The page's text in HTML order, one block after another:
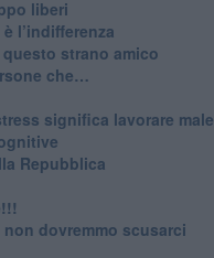
liberi
l’indifferenza
strano amico
che…
significa lavorare male
Repubblica
dovremmo scusarci